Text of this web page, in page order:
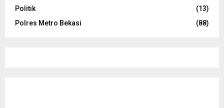
Politik
(13)
Polres Metro Bekasi
(88)